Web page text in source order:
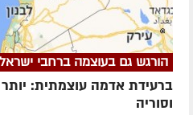
הורגש גם בעוצמה ברחבי ישראל
וסוריה